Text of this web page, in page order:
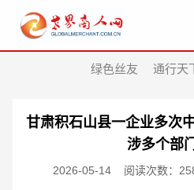
绿色丝友 通行天
甘肃积石山县一企业多次
涉多个部
2026-05-14 阅读次数：